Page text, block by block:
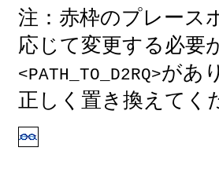
注：赤枠のプレース
応じて変更する必要
<PATH_TO_D2RQ>があ
正しく置き換えてく